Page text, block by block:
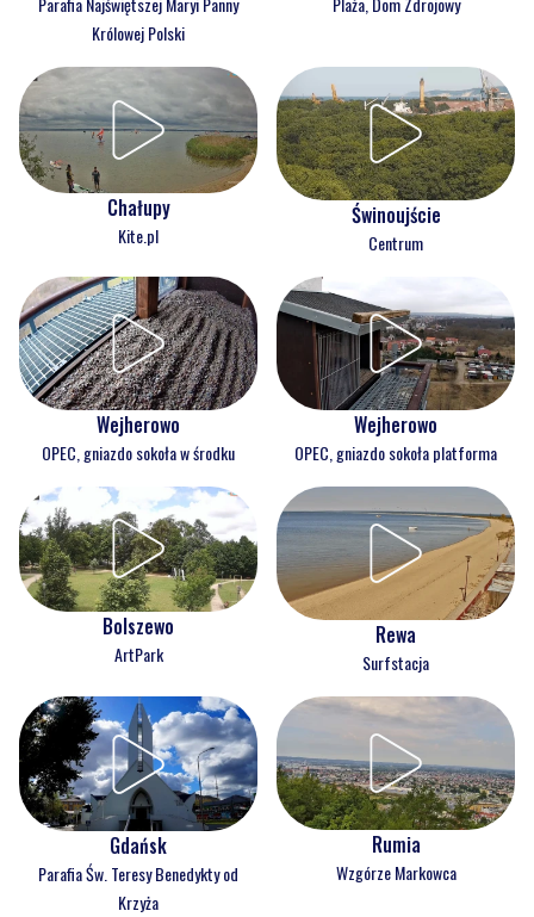
Królowej Polski
Chałupy
Kite.pl
Świnoujście
Centrum
Wejherowo
OPEC, gniazdo sokoła w środku
Wejherowo
OPEC, gniazdo sokoła platforma
Bolszewo
ArtPark
Rewa
Surfstacja
Gdańsk
Parafia Św. Teresy Benedykty od
Krzyża
Rumia
Wzgórze Markowca